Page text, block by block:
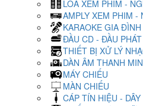
LOA XEM PHIM -
AMPLY XEM PHIM -
KARAOKE GIA
ĐẦU CD - ĐẦU PHÁT
THIẾT BỊ XỬ LÝ
DÀN ÂM THANH
MÁY CHIẾU
MÀN CHIẾU
CÁP TÍN HIỆU -